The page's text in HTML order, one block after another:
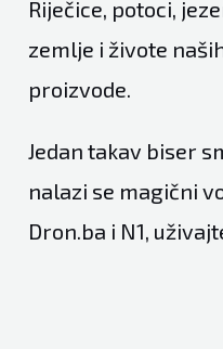
Riječice, potoci,
zemlje i živote
proizvode.
Jedan takav biser
nalazi se magični
Dron.ba i N1,